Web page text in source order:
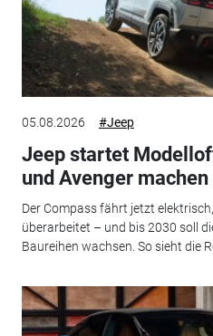
05.08.2026 #Jeep
Jeep startet
und Avenger
Der Compass fährt jetzt
überarbeitet – und bis 2030 soll
Baureihen wachsen. So sieht die